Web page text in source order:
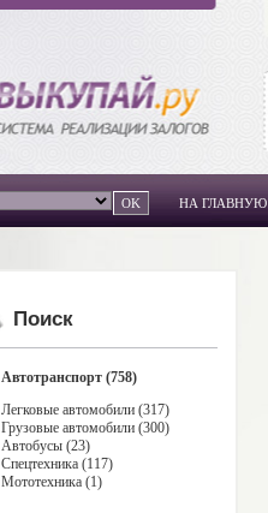
НА ГЛАВНУЮ
Поиск
Автотранспорт (758)
Легковые автомобили (317)
Грузовые автомобили (300)
Автобусы (23)
Спецтехника (117)
Мототехника (1)